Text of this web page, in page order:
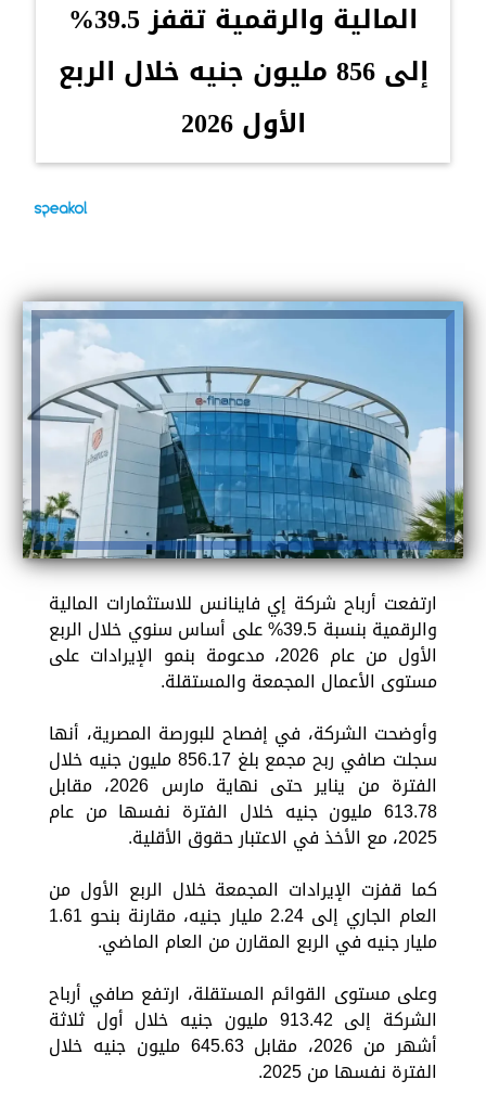
المالية والرقمية تقفز 39.5%
إلى 856 مليون جنيه خلال الربع
الأول 2026
ارتفعت أرباح شركة إي فاينانس للاستثمارات المالية
والرقمية بنسبة 39.5% على أساس سنوي خلال الربع
الأول من عام 2026، مدعومة بنمو الإيرادات على
مستوى الأعمال المجمعة والمستقلة.
وأوضحت الشركة، في إفصاح للبورصة المصرية، أنها
سجلت صافي ربح مجمع بلغ 856.17 مليون جنيه خلال
الفترة من يناير حتى نهاية مارس 2026، مقابل
613.78 مليون جنيه خلال الفترة نفسها من عام
2025، مع الأخذ في الاعتبار حقوق الأقلية.
كما قفزت الإيرادات المجمعة خلال الربع الأول من
العام الجاري إلى 2.24 مليار جنيه، مقارنة بنحو 1.61
مليار جنيه في الربع المقارن من العام الماضي.
وعلى مستوى القوائم المستقلة، ارتفع صافي أرباح
الشركة إلى 913.42 مليون جنيه خلال أول ثلاثة
أشهر من 2026، مقابل 645.63 مليون جنيه خلال
الفترة نفسها من 2025.